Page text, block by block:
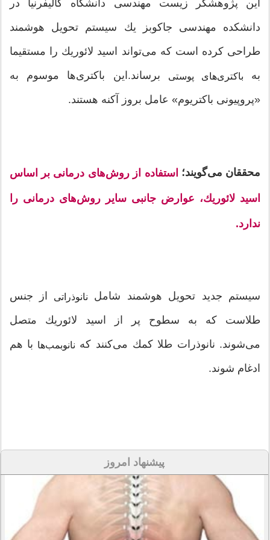
این پژوهشگر زیست مهندسی دانشگاه كالیفرنیا در
دانشكده مهندسی جاكوبز یك سیستم تحویل هوشمند
طراحی كرده است كه می‌تواند اسید لائوریك را مستقیما
به
باكتری‌های پوستی
برساند.این باكتری‌ها موسوم به
«پروپیونی باكتریوم» عامل بروز آكنه هستند.
محققان می‌گویند؛ استفاده از روش‌های درمانی بر اساس
اسید لائوریك، عوارض جانبی سایر روش‌های درمانی را
ندارد.
سیستم جدید تحویل هوشمند شامل نانوذراتی
از جنس
طلاست كه به سطوح پر از اسید لائوریك متصل
می‌شوند. نانو‌ذرات طلا كمك می‌كنند كه نانوبمب‌ها با هم
ادغام شوند.
پیشنهاد امروز